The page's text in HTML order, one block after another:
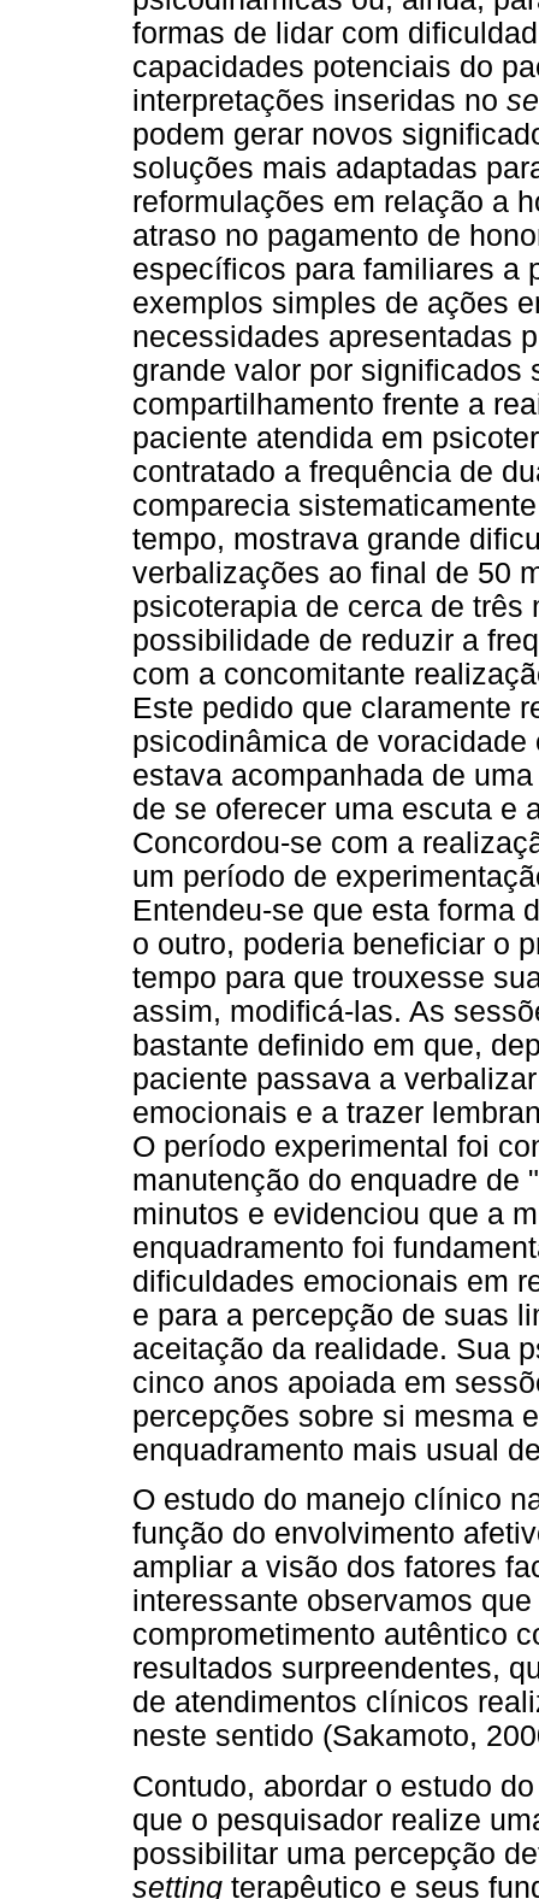
formas de lidar com
capacidades potenciais do
interpretações inseridas no
podem gerar novos
soluções mais adaptadas
reformulações em relação a
atraso no pagamento de
específicos para familiares a
exemplos simples de ações
necessidades apresentadas
grande valor por significados
compartilhamento frente a
paciente atendida em
contratado a frequência de
comparecia
tempo, mostrava grande
verbalizações ao final de 50
psicoterapia de cerca de três
possibilidade de reduzir a
com a concomitante
Este pedido que claramente
psicodinâmica de
estava acompanhada de
de se oferecer uma escuta e
Concordou-se com a
um período de
Entendeu-se que esta forma
o outro, poderia beneficiar o
tempo para que trouxesse
assim, modificá-las. As
bastante definido em que,
paciente passava a
emocionais e a trazer
O período experimental foi
manutenção do enquadre de
minutos e evidenciou que a
enquadramento foi
dificuldades emocionais em
e para a percepção de suas
aceitação da realidade. Sua
cinco anos apoiada em
percepções sobre si mesma
enquadramento mais usual
O estudo do manejo clínico
função do envolvimento
ampliar a visão dos fatores
interessante observamos
comprometimento autêntico
resultados surpreendentes,
de atendimentos clínicos
neste sentido (Sakamoto,
Contudo, abordar o estudo
que o pesquisador realize
possibilitar uma percepção
setting terapêutico e seus